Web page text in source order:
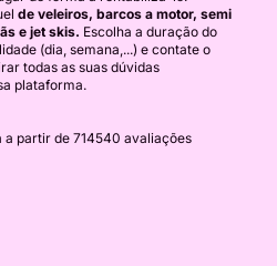
de veleiros, barcos a motor, semi
e jet skis. Escolha a duração do
(dia, semana,...) e contate o
todas as suas dúvidas
plataforma.
a partir de 714540 avaliações